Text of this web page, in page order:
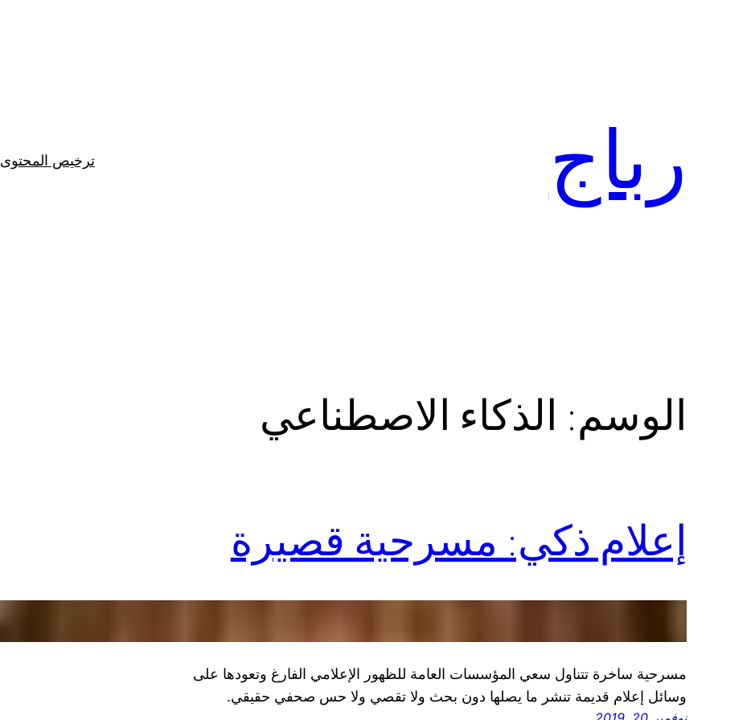
رباج ترخيص المحتوى
الوسم: الذكاء الاصطناعي
إعلام ذكي: مسرحية قصيرة
مسرحية ساخرة تتناول سعي المؤسسات العامة للظهور الإعلامي الفارغ وتعودها على
وسائل إعلام قديمة تنشر ما يصلها دون بحث ولا تقصي ولا حس صحفي حقيقي.